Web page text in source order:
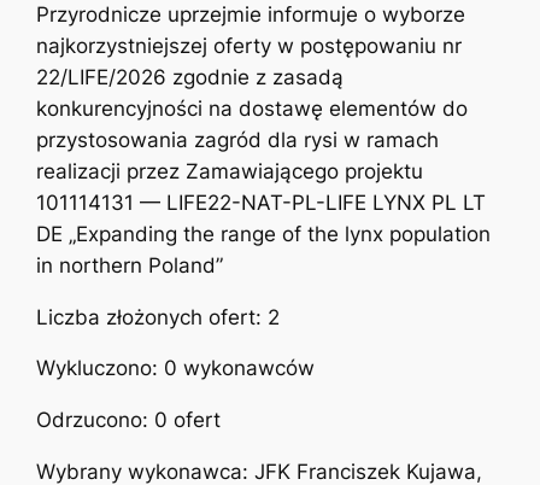
Przyrodnicze uprzejmie informuje o wyborze
najkorzystniejszej oferty w postępowaniu nr
22/LIFE/2026 zgodnie z zasadą
konkurencyjności na dostawę elementów do
przystosowania zagród dla rysi w ramach
realizacji przez Zamawiającego projektu
101114131 — LIFE22-NAT-PL-LIFE LYNX PL LT
DE „Expanding the range of the lynx population
in northern Poland”
Liczba złożonych ofert: 2
Wykluczono: 0 wykonawców
Odrzucono: 0 ofert
Wybrany wykonawca: JFK Franciszek Kujawa,